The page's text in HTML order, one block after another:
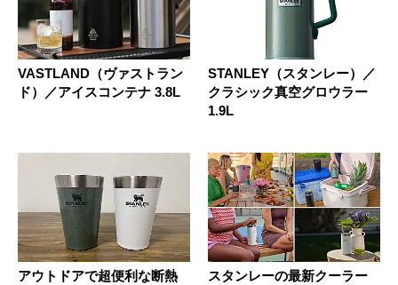
VASTLAND（ヴァストラン
ド）／アイスコンテナ 3.8L
STANLEY（スタンレー）／
クラシック真空グロウラー
1.9L
アウトドアで超便利な断熱
スタンレーの最新クーラー